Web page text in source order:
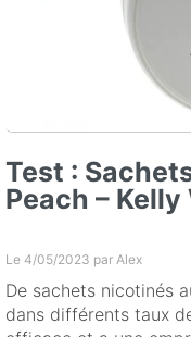
Test :
Peach –
Le 4/05/2023 par Alex
De sachets nicotinés
dans différents taux